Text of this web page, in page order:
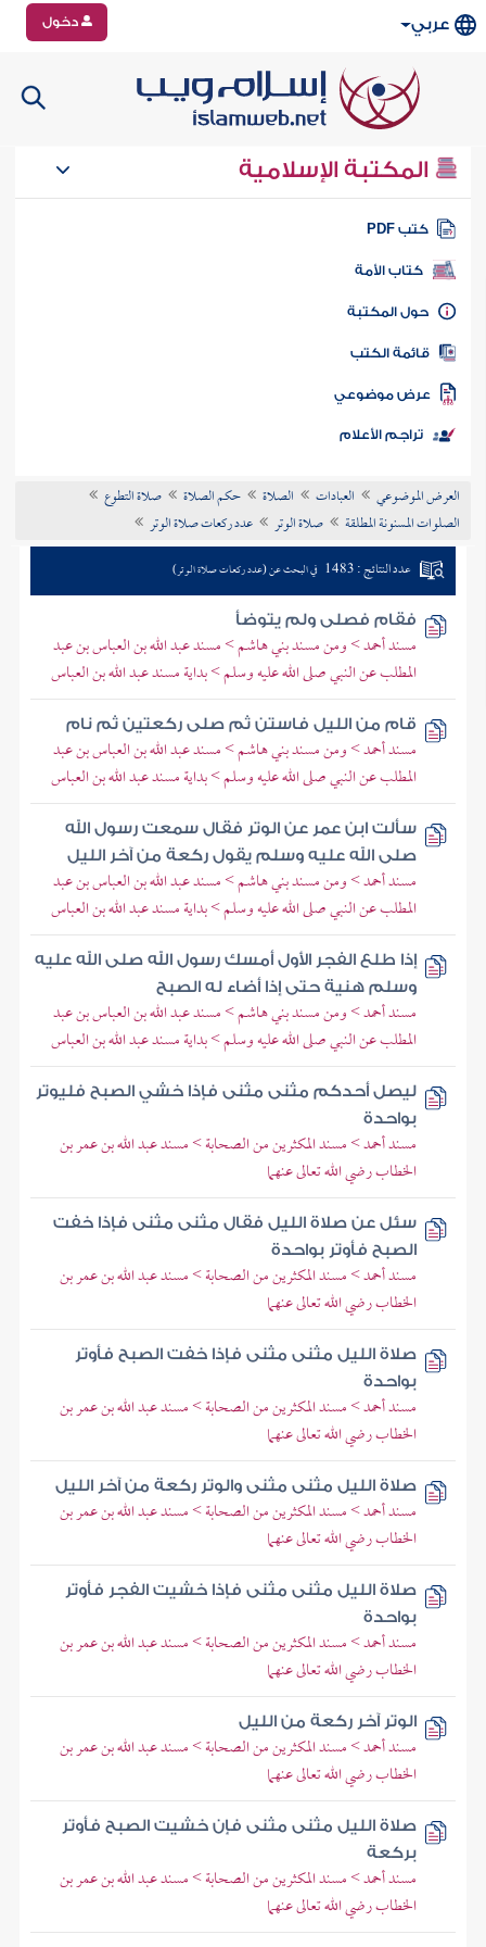
عربي دخول
المكتبة الإسلامية
كتب PDF
كتاب الأمة
المكتبة
الكتب
موضوعي
تراجم الأعلام
العرض الموضوعي العبادات الصلاة حكم الصلاة
صلاة التطوع
الصلوات المسنونة المطلقة
صلاة الوتر عدد ركعات صلاة الوتر
عدد النتائج : 1483 في البحث عن (عدد ركعات صلاة الوتر)
فقام فصلى ولم يتوضأ
مسند أحمد > ومن مسند بني هاشم > مسند عبد الله بن العباس بن عبد
المطلب عن النبي صلى الله عليه وسلم > بداية مسند عبد الله بن العباس
قام من الليل فاستن ثم صلى ركعتين ثم نام
مسند أحمد > ومن مسند بني هاشم > مسند عبد الله بن العباس بن عبد
المطلب عن النبي صلى الله عليه وسلم > بداية مسند عبد الله بن العباس
سألت ابن عمر عن الوتر فقال سمعت رسول الله
صلى الله عليه وسلم يقول ركعة من آخر الليل
مسند أحمد > ومن مسند بني هاشم > مسند عبد الله بن العباس بن عبد
المطلب عن النبي صلى الله عليه وسلم > بداية مسند عبد الله بن العباس
إذا طلع الفجر الأول أمسك رسول الله صلى الله عليه
وسلم هنية حتى إذا أضاء له الصبح
مسند أحمد > ومن مسند بني هاشم > مسند عبد الله بن العباس بن عبد
المطلب عن النبي صلى الله عليه وسلم > بداية مسند عبد الله بن العباس
ليصل أحدكم مثنى مثنى فإذا خشي الصبح فليوتر
بواحدة
مسند أحمد > مسند المكثرين من الصحابة > مسند عبد الله بن عمر بن
الخطاب رضي الله تعالى عنهما
سئل عن صلاة الليل فقال مثنى مثنى فإذا خفت
الصبح فأوتر بواحدة
مسند أحمد > مسند المكثرين من الصحابة > مسند عبد الله بن عمر بن
الخطاب رضي الله تعالى عنهما
صلاة الليل مثنى مثنى فإذا خفت الصبح فأوتر
بواحدة
مسند أحمد > مسند المكثرين من الصحابة > مسند عبد الله بن عمر بن
الخطاب رضي الله تعالى عنهما
صلاة الليل مثنى مثنى والوتر ركعة من آخر الليل
مسند أحمد > مسند المكثرين من الصحابة > مسند عبد الله بن عمر بن
الخطاب رضي الله تعالى عنهما
صلاة الليل مثنى مثنى فإذا خشيت الفجر فأوتر
بواحدة
مسند أحمد > مسند المكثرين من الصحابة > مسند عبد الله بن عمر بن
الخطاب رضي الله تعالى عنهما
الوتر آخر ركعة من الليل
مسند أحمد > مسند المكثرين من الصحابة > مسند عبد الله بن عمر بن
الخطاب رضي الله تعالى عنهما
صلاة الليل مثنى مثنى فإن خشيت الصبح فأوتر
بركعة
مسند أحمد > مسند المكثرين من الصحابة > مسند عبد الله بن عمر بن
الخطاب رضي الله تعالى عنهما